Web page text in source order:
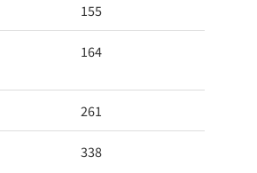
155
164
261
338